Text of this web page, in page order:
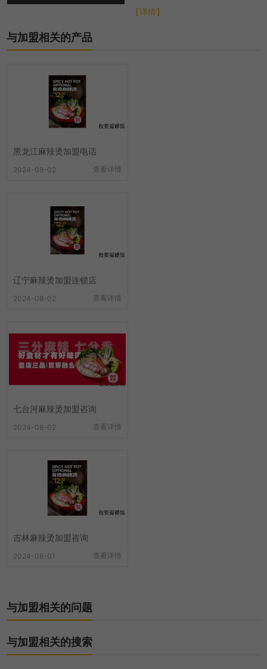
总部会从各个方面进行扶持，帮
助选址布局、培训...
【详情】
与加盟相关的产品
黑龙江麻辣烫加盟电话
2024-08-02 查看详情
辽宁麻辣烫加盟连锁店
2024-08-02 查看详情
七台河麻辣烫加盟咨询
2024-08-02 查看详情
吉林麻辣烫加盟咨询
2024-08-01 查看详情
与加盟相关的问题
与加盟相关的搜索